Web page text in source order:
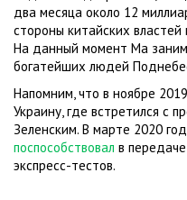
два месяца около 12
стороны китайских
На данный момент Ма
богатейших людей
Напомним, что в ноябре
Украину, где встретился с
Зеленским. В марте 2020
поспособствовал в
экспресс-тестов.